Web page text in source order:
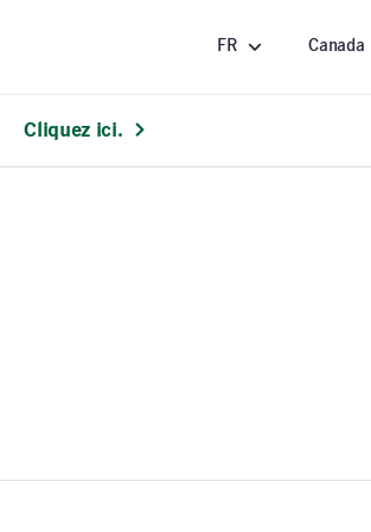
FR Canada
Cliquez ici.